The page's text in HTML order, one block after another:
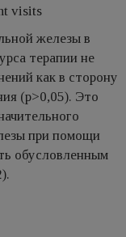
visits
железы в
терапии не
как в сторону
(p>0,05). Это
при помощи
обусловленным